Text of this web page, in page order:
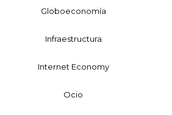
Globoeconomía
Infraestructura
Internet Economy
Ocio